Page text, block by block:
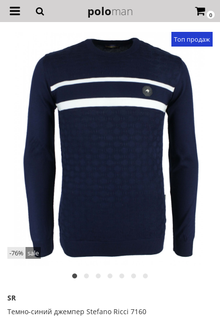
0
poloman
Топ продаж
-76% sale
SR
Темно-синий джемпер Stefano Ricci 7160